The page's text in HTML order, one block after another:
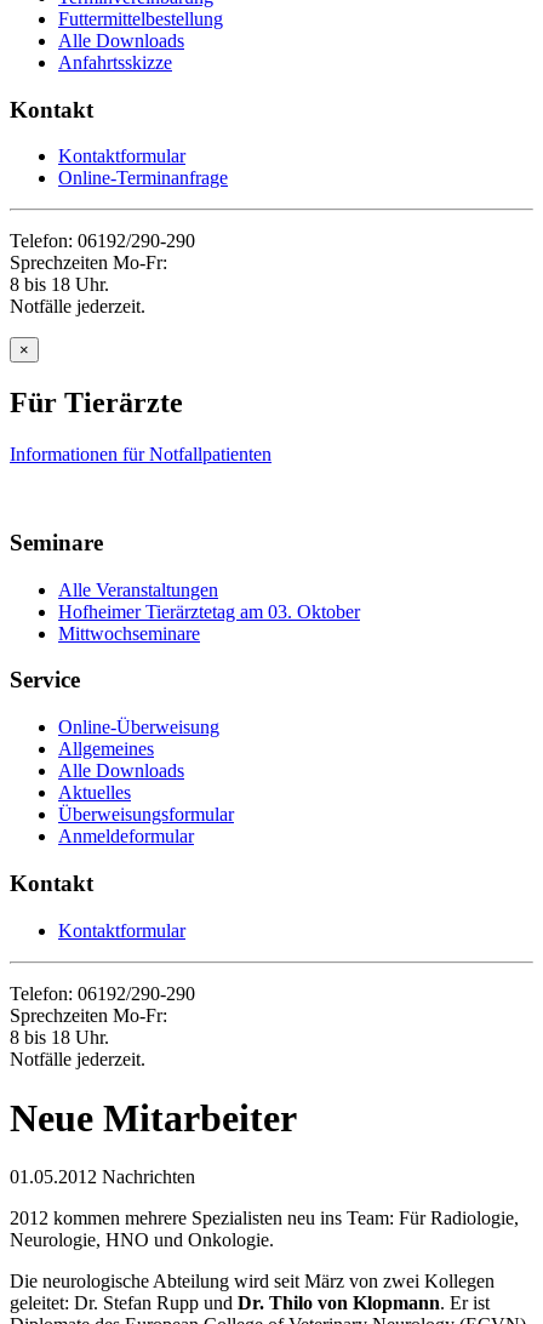
Futtermittelbestellung
Alle Downloads
Anfahrtsskizze
Kontakt
Kontaktformular
Online-Terminanfrage
Telefon: 06192/290-290
Sprechzeiten Mo-Fr:
8 bis 18 Uhr.
Notfälle jederzeit.
×
Für Tierärzte
Informationen für Notfallpatienten
Seminare
Alle Veranstaltungen
Hofheimer Tierärztetag am 03. Oktober
Mittwochseminare
Service
Online-Überweisung
Allgemeines
Alle Downloads
Aktuelles
Überweisungsformular
Anmeldeformular
Kontakt
Kontaktformular
Telefon: 06192/290-290
Sprechzeiten Mo-Fr:
8 bis 18 Uhr.
Notfälle jederzeit.
Neue Mitarbeiter
01.05.2012 Nachrichten
2012 kommen mehrere Spezialisten neu ins Team: Für Radiologie,
Neurologie, HNO und Onkologie.
Die neurologische Abteilung wird seit März von zwei Kollegen
geleitet: Dr. Stefan Rupp und Dr. Thilo von Klopmann. Er ist